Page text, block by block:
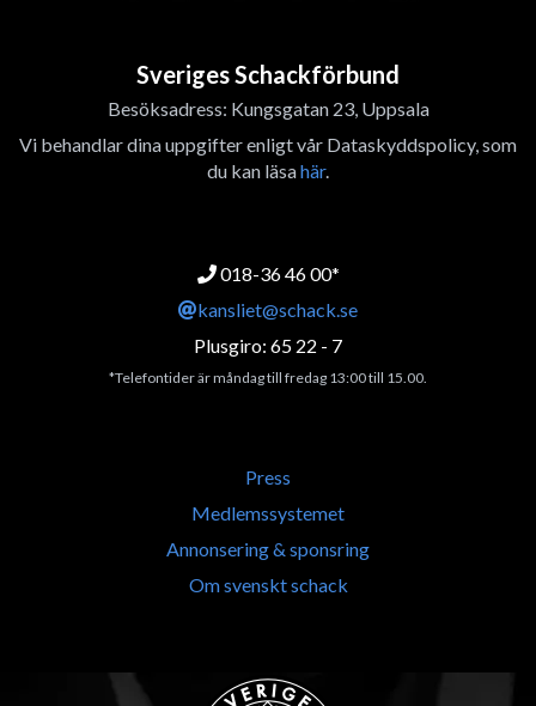
Sveriges Schackförbund
Besöksadress: Kungsgatan 23, Uppsala
Vi behandlar dina uppgifter enligt vår Dataskyddspolicy, som
du kan läsahär.
018-36 46 00*
kansliet@schack.se
Plusgiro: 65 22 - 7
*Telefontider är måndag till fredag 13:00 till 15.00.
Press
Medlemssystemet
Annonsering & sponsring
Om svenskt schack